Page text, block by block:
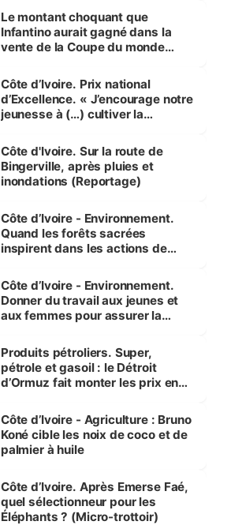
Le montant choquant que
Infantino aurait gagné dans la
vente de la Coupe du monde
Côte d’Ivoire. Prix national
d’Excellence. « J’encourage notre
jeunesse à (…) cultiver la
(Alassane Ouattara
Côte d'Ivoire. Sur la route de
Bingerville, après pluies et
inondations (Reportage)
Côte d’Ivoire - Environnement.
Quand les forêts sacrées
inspirent dans les actions de
Côte d’Ivoire - Environnement.
Donner du travail aux jeunes et
aux femmes pour assurer la
menacées
Produits pétroliers. Super,
pétrole et gasoil : le Détroit
d’Ormuz fait monter les prix en
Côte d’Ivoire - Agriculture : Bruno
Koné cible les noix de coco et de
palmier à huile
Côte d’Ivoire. Après Emerse Faé,
quel sélectionneur pour les
Éléphants ? (Micro-trottoir)